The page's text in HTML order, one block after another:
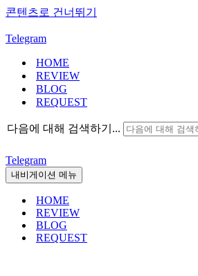
콘텐츠로 건너뛰기
Telegram
HOME
REVIEW
BLOG
REQUEST
다음에 대해 검색하기...
Telegram
내비게이션 메뉴
HOME
REVIEW
BLOG
REQUEST